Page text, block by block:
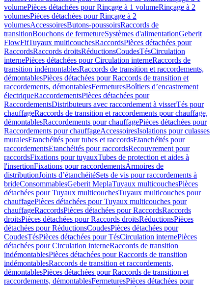
volumePièces détachées pour Rinçage à 1 volumeRinçage à 2
volumesPièces détachées pour Rinçage à 2
volumesAccessoiresButons-poussoirsRaccords de
transitionBouchons de fermetureSystèmes d'alimentationGeberit
FlowFitTuyaux multicouchesRaccordsPièces détachées pour
RaccordsRaccords droitsRéductionsCoudesTésCirculation
internePièces détachées pour Circulation interneRaccords de
transition indémontablesRaccords de transition et raccordements,
démontablesPièces détachées pour Raccords de transition et
raccordements, démontablesFermeturesBoîtiers d’encastrement
électriqueRaccordementsPièces détachées pour
RaccordementsDistributeurs avec raccordement à visserTés pour
chauffageRaccords de transition et raccordements pour chauffage,
démontablesRaccordements pour chauffagePièces détachées pour
Raccordements pour chauffageAccessoiresIsolations pour culasses
muralesEtanchéités pour tubes et raccordsEtanchéités pour
raccordementsEtanchéités pour raccordsRecouvrement pour
raccordsFixations pour tuyauxTubes de protection et aides à
l'insertionFixations pour raccordementsArmoires de
distributionJoints d’étanchéitéSets de vis pour raccordements à
brideConsommablesGeberit MeplaTuyaux multicouchesPièces
détachées pour Tuyaux multicouchesTuyaux multicouches pour
chauffagePièces détachées pour Tuyaux multicouches pour
chauffageRaccordsPièces détachées pour RaccordsRaccords
droitsPièces détachées pour Raccords droitsRéductionsPièces
détachées pour RéductionsCoudesPièces détachées pour
CoudesTésPièces détachées pour TésCirculation internePièces
détachées pour Circulation interneRaccords de transition
indémontablesPièces détachées pour Raccords de transition
indémontablesRaccords de transition et raccordements,
démontablesPièces détachées pour Raccords de transition et
raccordements, démontablesFermeturesPièces détachées pour